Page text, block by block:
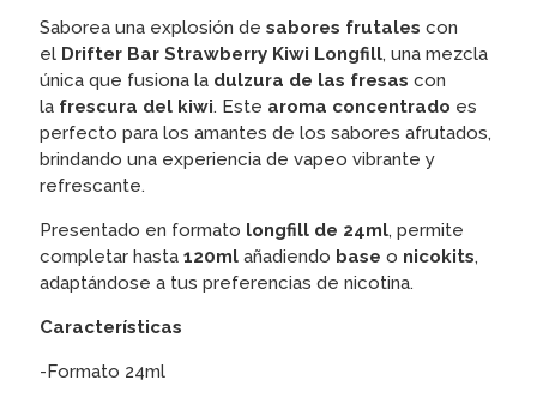
Saborea una explosión de sabores frutales con
el Drifter Bar Strawberry Kiwi Longfill, una mezcla
única que fusiona la dulzura de las fresas con
la frescura del kiwi. Este aroma concentrado es
perfecto para los amantes de los sabores afrutados,
brindando una experiencia de vapeo vibrante y
refrescante.
Presentado en formato longfill de 24ml, permite
completar hasta 120ml añadiendo base o nicokits,
adaptándose a tus preferencias de nicotina.
Características
-Formato 24ml